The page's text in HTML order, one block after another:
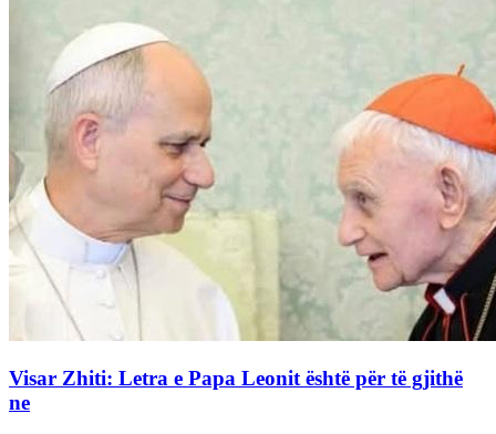
Visar Zhiti: Letra e Papa Leonit është për të gjithë
ne